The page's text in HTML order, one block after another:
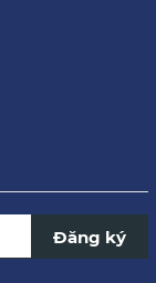
Đăng ký